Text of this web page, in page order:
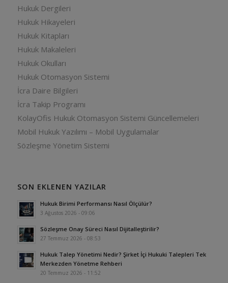
Hukuk Dergileri
Hukuk Hikayeleri
Hukuk Kitapları
Hukuk Makaleleri
Hukuk Okulları
Hukuk Otomasyon Sistemi
İcra Daire Bilgileri
İcra Takip Programı
KolayOfis Hukuk Otomasyon Sistemi Güncellemeleri
Mobil Hukuk Yazılımı – Mobil Uygulamalar
Sözleşme Yönetim Sistemi
SON EKLENEN YAZILAR
Hukuk Birimi Performansı Nasıl Ölçülür?
3 Ağustos 2026 - 09:06
Sözleşme Onay Süreci Nasıl Dijitalleştirilir?
27 Temmuz 2026 - 08:53
Hukuk Talep Yönetimi Nedir? Şirket İçi Hukuki Talepleri Tek
Merkezden Yönetme Rehberi
20 Temmuz 2026 - 11:52